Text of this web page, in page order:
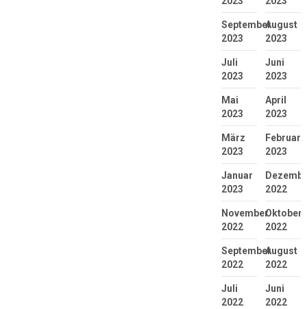
September
2023
August
2023
Juli
2023
Juni
2023
Mai
2023
April
2023
März
2023
Februar
2023
Januar
2023
2022
November
2022
Oktober
2022
September
2022
August
2022
Juli
2022
Juni
2022